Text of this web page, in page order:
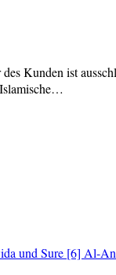
Kunden ist
und Sure [6] Al-